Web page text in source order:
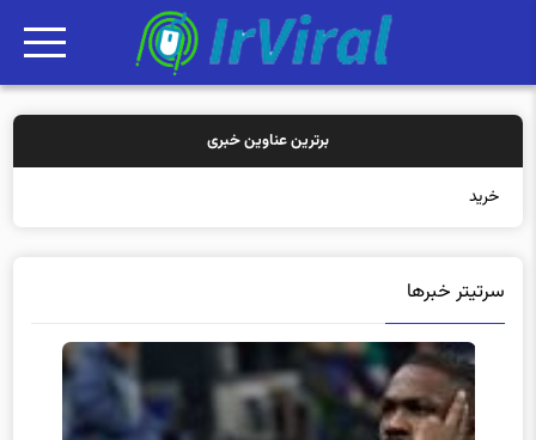
برترین عناوین خبری
خرید بیمه: سنتی
سرتیتر خبرها